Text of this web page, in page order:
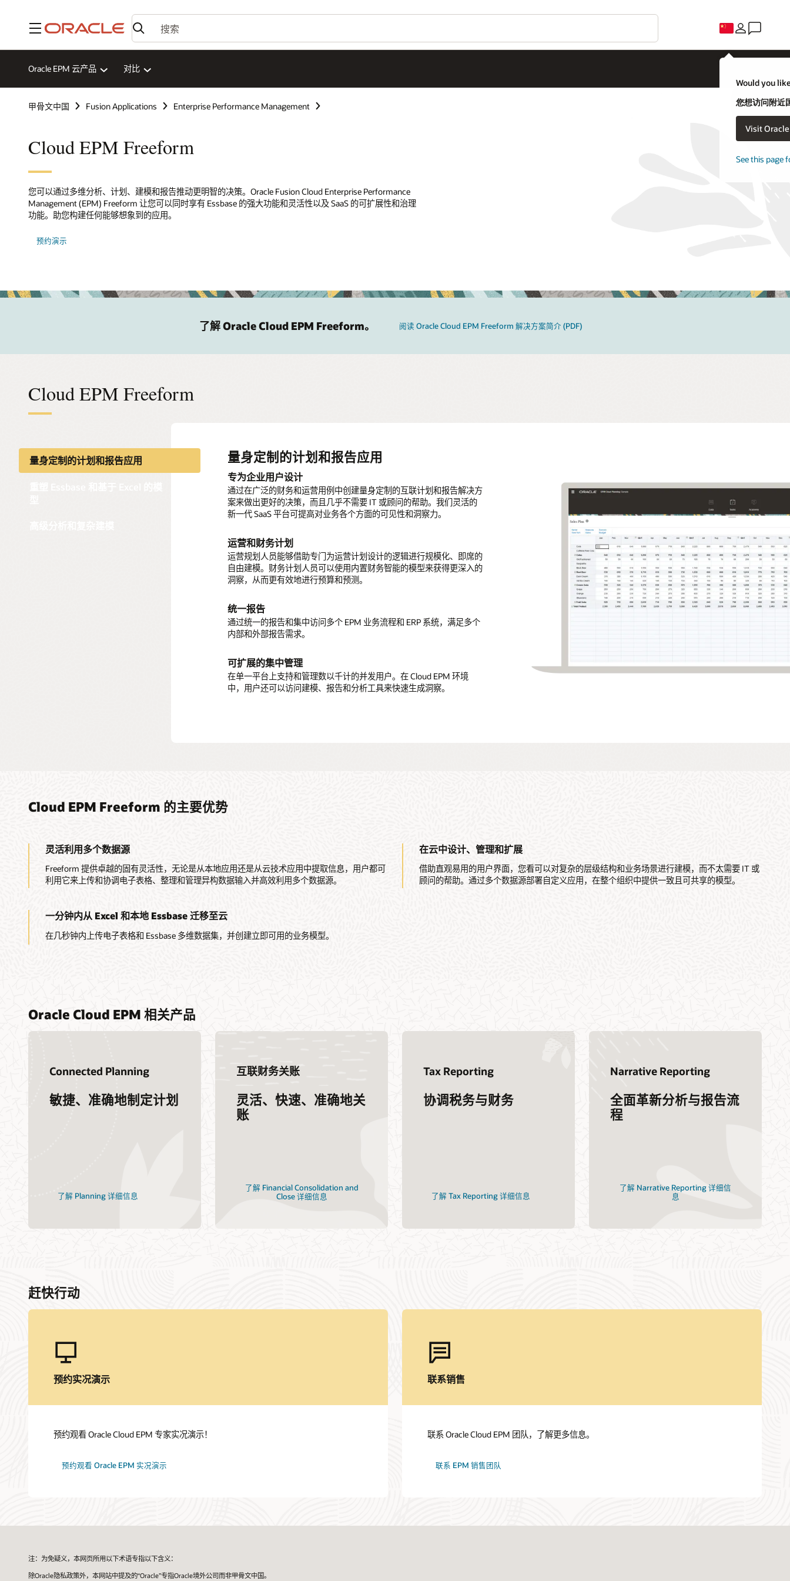
菜单
Would you
您想访问附近
Visit
See this page
Oracle EPM 云产品 对比
甲骨文中国 Fusion Applications Enterprise Performance Management
Cloud EPM Freeform
您可以通过多维分析、计划、建模和报告推动更明智的决策。Oracle Fusion Cloud Enterprise Performance
Management (EPM) Freeform 让您可以同时享有 Essbase 的强大功能和灵活性以及 SaaS 的可扩展性和治理
功能。助您构建任何能够想象到的应用。
预约演示
了解 Oracle Cloud EPM Freeform。 阅读 Oracle Cloud EPM Freeform 解决方案简介 (PDF)
Cloud EPM Freeform
量身定制的计划和报告应用 量身定制的计划和报告应用
专为企业用户设计
通过在广泛的财务和运营用例中创建量身定制的互联计划和报告解决方
案来做出更好的决策，而且几乎不需要 IT 或顾问的帮助。我们灵活的
新一代 SaaS 平台可提高对业务各个方面的可见性和洞察力。
运营和财务计划
运营规划人员能够借助专门为运营计划设计的逻辑进行规模化、即席的
自由建模。财务计划人员可以使用内置财务智能的模型来获得更深入的
洞察，从而更有效地进行预算和预测。
统一报告
通过统一的报告和集中访问多个 EPM 业务流程和 ERP 系统，满足多个
内部和外部报告需求。
可扩展的集中管理
在单一平台上支持和管理数以千计的并发用户。在 Cloud EPM 环境
中，用户还可以访问建模、报告和分析工具来快速生成洞察。
重塑 Essbase 和基于 Excel 的模型
Essbase 和电子表格导入
通过导入本地 Essbase 多维数据集和 Excel 模型并在基于云技术的安全
平台上共享它们，立即开始工作。
不只是迁移模型，而是借此机会在云中重新构想、设计和扩展报告和分
析应用，并为更多用户提供这些应用。
多种内置报告工具
Oracle Smart View for Office。
高级分析和复杂建模
分析多种数据源
使用定制的报告和计划解决方案连接业务的每一个环节。这些解决方案
可以分析来自多个 ERP 和 EPM 系统以及销售、人力资源和供应链系统
的多种不同数据源。
复杂的业务结构建模
利用反映复杂业务结构的唯一数据集（例如组织图表或具有不同父子层
次结构和级别的产品层次结构），了解业务挑战的根本。
生成快速而严谨的洞察。Essbase 作为先进的多维建模引擎，提供了一
系列数据分析功能，包括假设分析、切片和分块方案，以及 KPI 和其他
关键指标的预构建和定制计算。
Cloud EPM Freeform 的主要优势
灵活利用多个数据源
Freeform 提供卓越的固有灵活性，无论是从本地应用还是从云技术应用中提取信息，用户都可
利用它来上传和协调电子表格、整理和管理异构数据输入并高效利用多个数据源。
在云中设计、管理和扩展
借助直观易用的用户界面，您看可以对复杂的层级结构和业务场景进行建模，而不太需要 IT 或
顾问的帮助。通过多个数据源部署自定义应用，在整个组织中提供一致且可共享的模型。
一分钟内从 Excel 和本地 Essbase 迁移至云
在几秒钟内上传电子表格和 Essbase 多维数据集，并创建立即可用的业务模型。
Oracle Cloud EPM 相关产品
Connected Planning
敏捷、准确地制定计划
了解 Planning 详细信息
互联财务关账
灵活、快速、准确地关
账
了解 Financial Consolidation and
Close 详细信息
Tax Reporting
协调税务与财务
了解 Tax Reporting 详细信息
Narrative Reporting
全面革新分析与报告流
程
了解 Narrative Reporting 详细信
息
赶快行动
预约实况演示
预约观看 Oracle Cloud EPM 专家实况演示！
预约观看 Oracle EPM 实况演示
联系销售
联系 Oracle Cloud EPM 团队，了解更多信息。
联系 EPM 销售团队
注：为免疑义，本网页所用以下术语专指以下含义：
除Oracle隐私政策外，本网站中提及的“Oracle”专指Oracle境外公司而非甲骨文中国。